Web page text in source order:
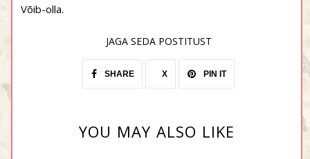
Võib-olla.
JAGA SEDA POSTITUST
SHARE X PIN IT
YOU MAY ALSO LIKE